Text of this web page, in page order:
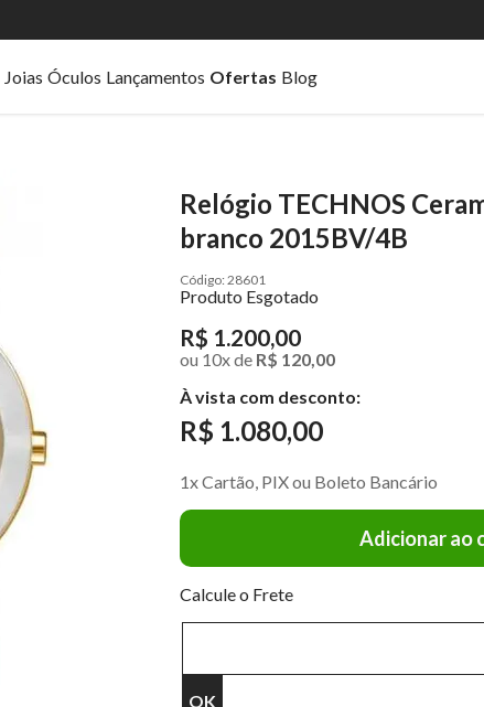
Joias Óculos Lançamentos Ofertas Blog
Relógio TECHNOS
branco 2015BV/4B
28601
Produto Esgotado
R$ 1.200,00
ou 10xde R$ 120,00
À vista com desconto:
R$ 1.080,00
1x Cartão, PIX ou Boleto Bancário
Adicionar ao
Calcule o Frete